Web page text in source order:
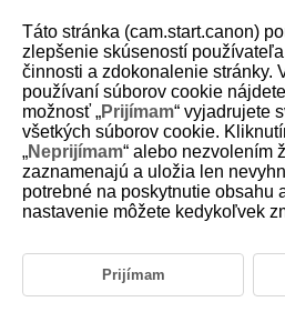
D388-038
Priorita clony AE pre
videozáznamy
Pri nahrávaní videozáznamu môžete
aby vyhovovali danému jasu a dosiahla
Táto stránka (cam.start.canon)
zlepšenie skúseností
činnosti a zdokonalenie stránky.
používaní súborov cookie nájdete
možnosť „Prijímam“ vyjadrujete
všetkých súborov cookie.
„Neprijímam“ alebo nezvolením
zaznamenajú a uložia len
potrebné na poskytnutie obsahu
nastavenie môžete kedykoľvek
Prijímam